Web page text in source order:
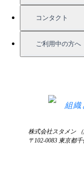
お役立
セミナ
コンタクト
サービ
ご利用中の方へ
組織
株式会社スタメン
〒102-0083 東京都